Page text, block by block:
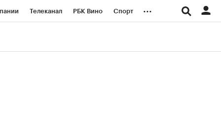
Телеканал РБК Вино Спорт ...